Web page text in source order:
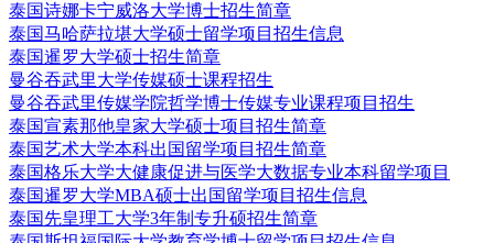
泰国诗娜卡宁威洛大学博士招生简章
泰国马哈萨拉堪大学硕士留学项目招生信息
泰国暹罗大学硕士招生简章
曼谷吞武里大学传媒硕士课程招生
曼谷吞武里传媒学院哲学博士传媒专业课程项目招生
泰国宣素那他皇家大学硕士项目招生简章
泰国艺术大学本科出国留学项目招生简章
泰国格乐大学大健康促进与医学大数据专业本科留学项目
泰国暹罗大学MBA硕士出国留学项目招生信息
泰国先皇理工大学3年制专升硕招生简章